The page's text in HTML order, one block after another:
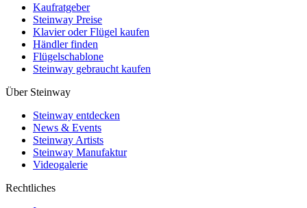
Kaufratgeber
Steinway Preise
Klavier oder Flügel kaufen
Händler finden
Flügelschablone
Steinway gebraucht kaufen
Über Steinway
Steinway entdecken
News & Events
Steinway Artists
Steinway Manufaktur
Videogalerie
Rechtliches